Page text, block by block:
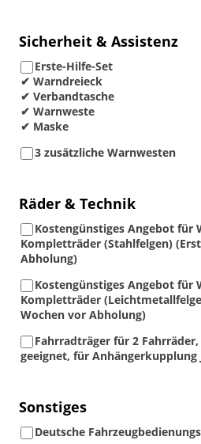
Sicherheit & Assistenz
Erste-Hilfe-Set
✔ Warndreieck
✔ Verbandtasche
✔ Warnweste
✔ Maske
3 zusätzliche Warnwesten
Räder & Technik
Kostengünstiges Angebot für
Kompletträder (Stahlfelgen)
Abholung)
Kostengünstiges Angebot für
Kompletträder
Wochen vor Abholung)
Fahrradträger für 2 Fahrräder,
geeignet, für Anhängerkupplung
Sonstiges
Deutsche